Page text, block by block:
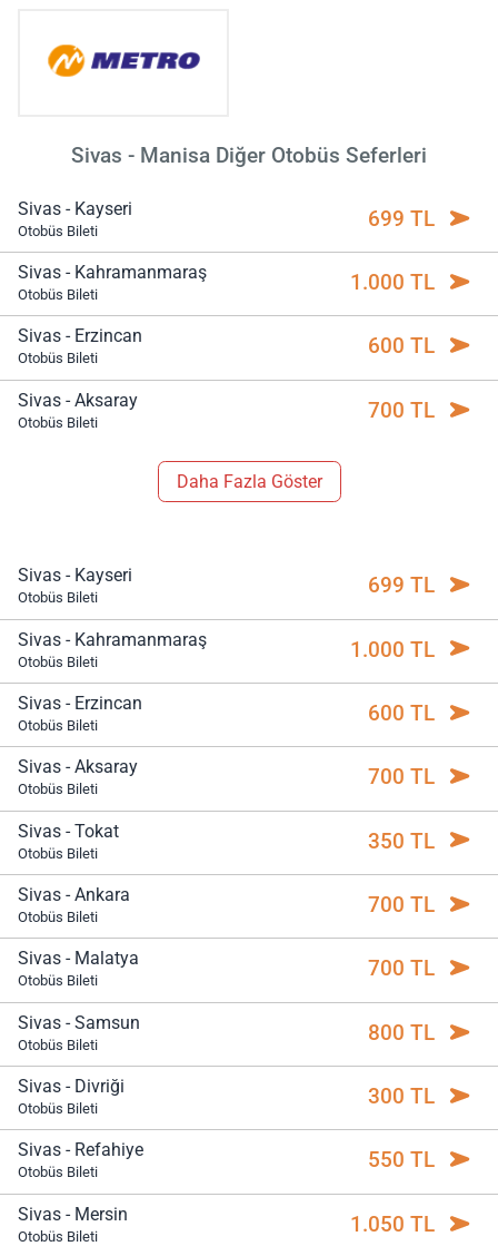
Sivas - Manisa Diğer Otobüs Seferleri
Sivas - Kayseri
Otobüs Bileti 699 TL
Sivas - Kahramanmaraş
Otobüs Bileti 1.000 TL
Sivas - Erzincan
Otobüs Bileti 600 TL
Sivas - Aksaray
Otobüs Bileti 700 TL
Daha Fazla Göster
Sivas - Kayseri
Otobüs Bileti 699 TL
Sivas - Kahramanmaraş
Otobüs Bileti 1.000 TL
Sivas - Erzincan
Otobüs Bileti 600 TL
Sivas - Aksaray
Otobüs Bileti 700 TL
Sivas - Tokat
Otobüs Bileti 350 TL
Sivas - Ankara
Otobüs Bileti 700 TL
Sivas - Malatya
Otobüs Bileti 700 TL
Sivas - Samsun
Otobüs Bileti 800 TL
Sivas - Divriği
Otobüs Bileti 300 TL
Sivas - Refahiye
Otobüs Bileti 550 TL
Sivas - Mersin
Otobüs Bileti 1.050 TL